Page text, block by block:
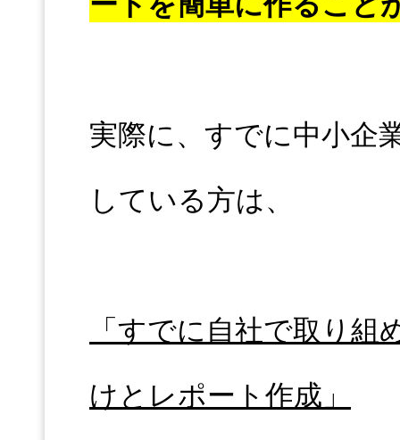
実際に、すでに中小企
している方は、
「すでに自社で取り
けとレポート作成」